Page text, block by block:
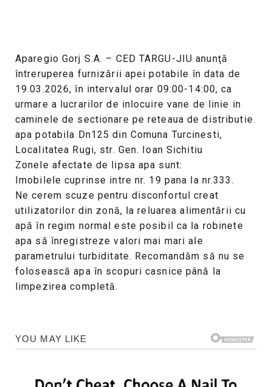
Aparegio Gorj S.A. – CED TARGU-JIU anunţă
întreruperea furnizării apei potabile în data de
19.03.2026, în intervalul orar 09:00-14:00, ca
urmare a lucrarilor de inlocuire vane de linie in
caminele de sectionare pe reteaua de distributie
apa potabila Dn125 din Comuna Turcinesti,
Localitatea Rugi, str. Gen. Ioan Sichitiu
Zonele afectate de lipsa apa sunt:
Imobilele cuprinse intre nr. 19 pana la nr.333.
Ne cerem scuze pentru disconfortul creat
utilizatorilor din zonă, la reluarea alimentării cu
apă în regim normal este posibil ca la robinete
apa să înregistreze valori mai mari ale
parametrului turbiditate. Recomandăm să nu se
folosească apa în scopuri casnice până la
limpezirea completă.